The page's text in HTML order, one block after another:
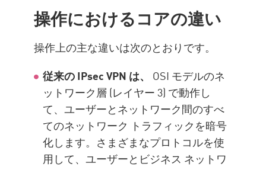
操作におけるコアの違い
操作上の主な違いは次のとおりです。
従来の IPsec VPN は、
OSI モデルのネ
ットワーク層 (レイヤー 3) で動作し
て、ユーザーとネットワーク間のすべ
てのネットワーク トラフィックを暗号
化します。さまざまなプロトコルを使
用して、ユーザーとビジネス ネットワ